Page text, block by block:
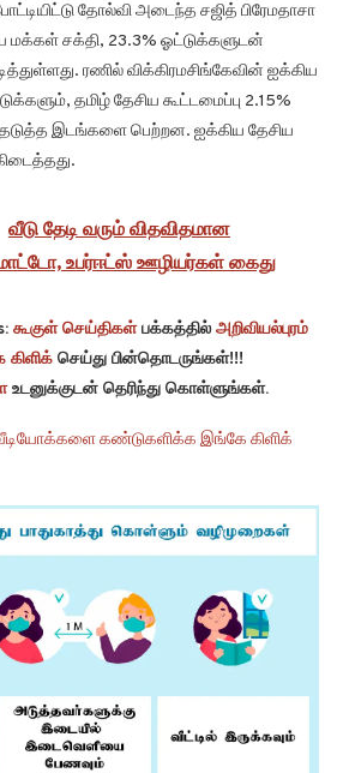
தோல்வி அடைந்த சஜித் பிரேமதாசா
மக்கள் சக்தி, 23.3% ஓட்டுக்களுடன்
ரணில் விக்கிரமசிங்கேவின் ஐக்கிய
தமிழ் தேசிய கூட்டமைப்பு 2.15%
இடங்களை பெற்றன. ஐக்கிய தேசிய
வீடு தேடி வரும் விதவிதமான
உபர்ஈட்ஸ் ஊழியர்கள் கைது
கூகுள் செய்திகள்பக்கத்தில் அறிவியல்புரம்
செய்து பின்தொடருங்கள்!!!
உடனுக்குடன் தெரிந்து கொள்ளுங்கள்.
வீடியோக்களை கண்டுகளிக்க இங்கே கிளிக்